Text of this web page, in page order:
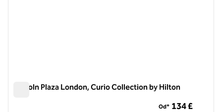
Lincoln Plaza London, Curio Collection by Hilton
Od* 134 £